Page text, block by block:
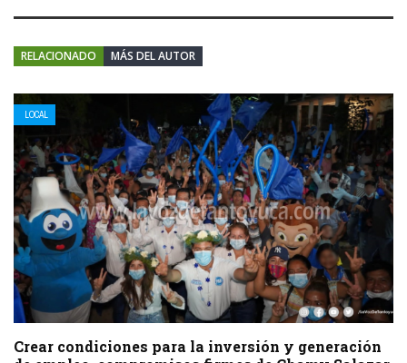
RELACIONADO MÁS DEL AUTOR
LOCAL
Crear condiciones para la inversión y generación